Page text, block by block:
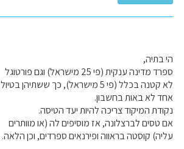
הי בתיה,
ספרד מדינה ענקית (פי 25 מישראל) וגם פורטוגל
לא קטנה בכלל (פי 5 מישראל), כך ששתיהן בטיול
אחד לא באות בחשבון.
נקודת המיקוד צריכה להיות יעד הטיסה.
אם טסים לברצלונה, אז מוסיפים לה (או מוותרים
עליה) קוסטה בראווה ופירנאים ספרדים, וכן הלאה.